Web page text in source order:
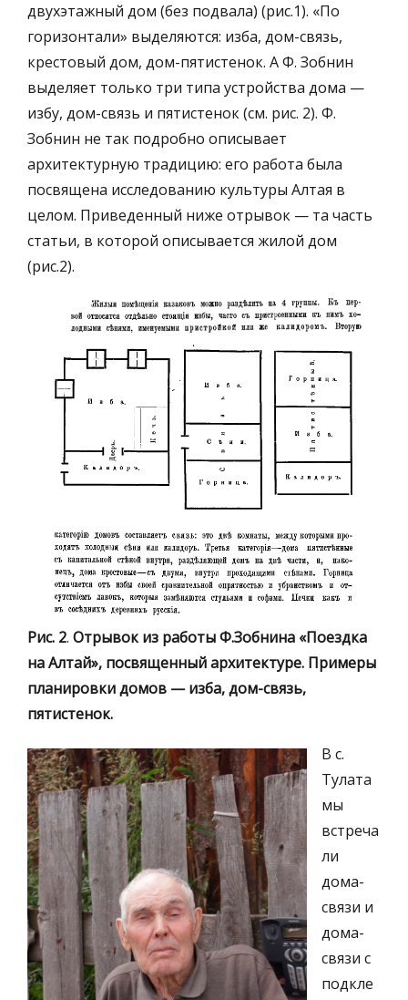
двухэтажный дом (без подвала) (рис.1). «По
горизонтали» выделяются: изба, дом-связь,
крестовый дом, дом-пятистенок. А Ф. Зобнин
выделяет только три типа устройства дома —
избу, дом-связь и пятистенок (см. рис. 2). Ф.
Зобнин не так подробно описывает
архитектурную традицию: его работа была
посвящена исследованию культуры Алтая в
целом. Приведенный ниже отрывок — та часть
статьи, в которой описывается жилой дом
(рис.2).
Рис. 2. Отрывок из работы Ф.Зобнина «Поездка
на Алтай», посвященный архитектуре. Примеры
планировки домов — изба, дом-связь,
пятистенок.
В с.
Тулата
мы
встреча
ли
дома-
связи и
дома-
связи с
подкле